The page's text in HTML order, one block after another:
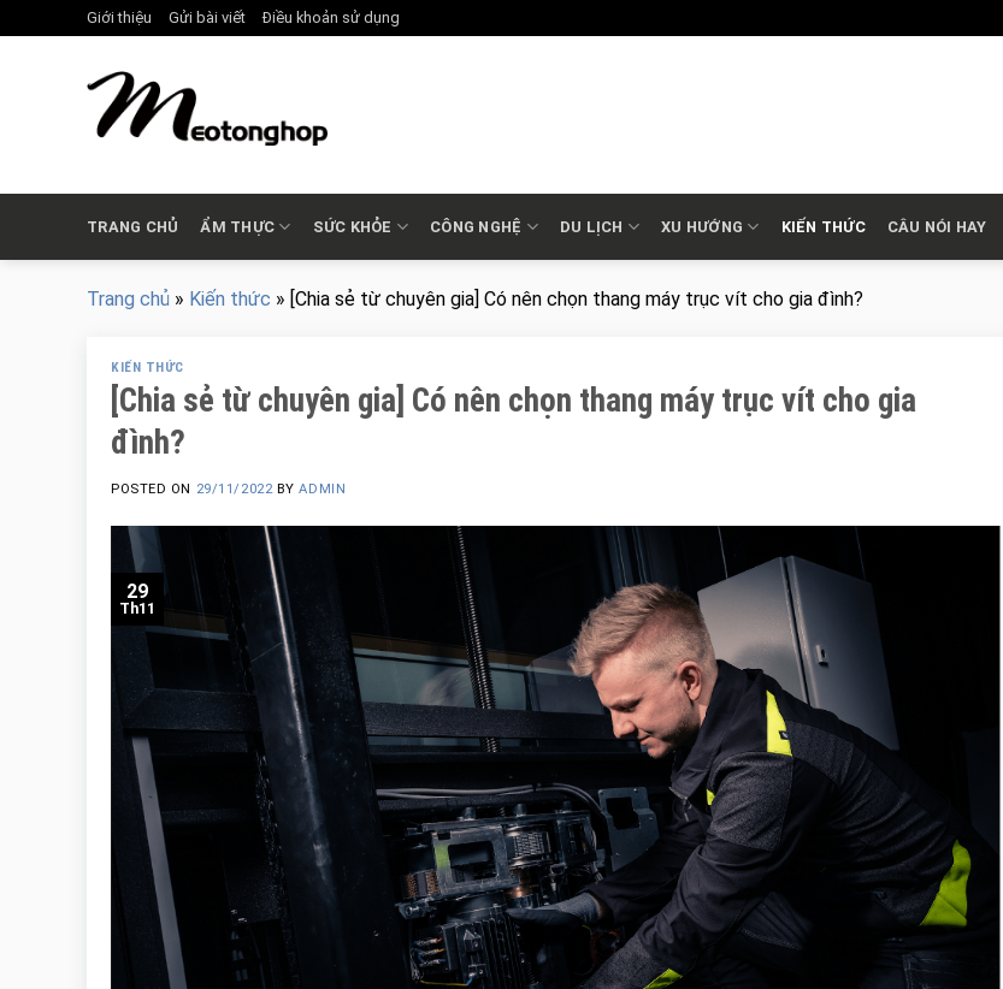
to
Giới thiệu Gửi bài viết Điều khoản sử dụng
TRANG CHỦ ẨM THỰC SỨC KHỎE CÔNG NGHỆ DU LỊCH XU HƯỚNG KIẾN THỨC CÂU NÓI HAY
Trang chủ » Kiến thức » [Chia sẻ từ chuyên gia] Có nên chọn thang máy trục vít cho gia đình?
KIẾN THỨC
[Chia sẻ từ chuyên gia] Có nên chọn thang máy trục vít cho gia
đình?
POSTED ON 29/11/2022BYADMIN
29
Th11